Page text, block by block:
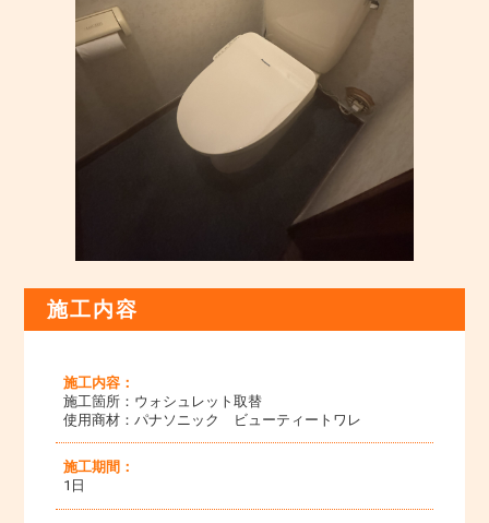
施工内容
施工内容：
施工箇所：ウォシュレット取替
使用商材：パナソニック ビューティートワレ
施工期間：
1日